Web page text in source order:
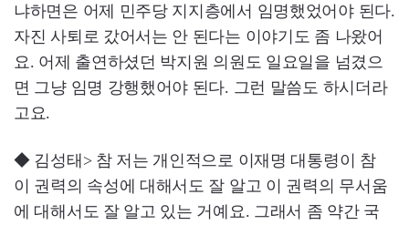
냐하면은 어제 민주당 지지층에서 임명했었어야 된다.
자진 사퇴로 갔어서는 안 된다는 이야기도 좀 나왔어
요. 어제 출연하셨던 박지원 의원도 일요일을 넘겼으
면 그냥 임명 강행했어야 된다. 그런 말씀도 하시더라
고요.
◆ 김성태> 참 저는 개인적으로 이재명 대통령이 참
이 권력의 속성에 대해서도 잘 알고 이 권력의 무서움
에 대해서도 잘 알고 있는 거예요. 그래서 좀 약간 국